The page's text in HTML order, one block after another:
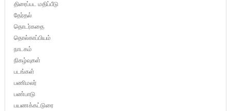
திரைப்பட மதிப்பீடு
தேர்தல்
தொடர்கதை
தொல்காப்பியம்
நாடகம்
நிகழ்வுகள்
படங்கள்
பணிமலர்
பண்பாடு
பயணக்கட்டுரை